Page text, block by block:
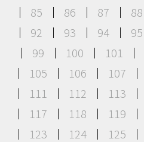
85
86 87 88
92
93 94 95
99
100 101
105
106 107
111
112 113
117
118 119
123
124 125